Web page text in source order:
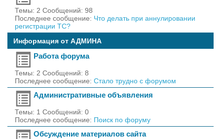
Темы: 2 Сообщений: 98
Последнее сообщение: Что делать при аннулировании
регистрации ТС?
Информация от АДМИНА
Работа форума
Темы: 2 Сообщений: 8
Последнее сообщение: Стало трудно с форумом
Административные объявления
Темы: 1 Сообщений: 0
Последнее сообщение: Поиск по форуму
Обсуждение материалов сайта